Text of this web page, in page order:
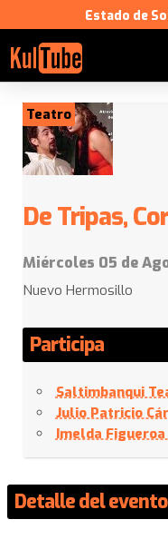
Estado de
Teatro
De Tripas,
Miércoles 05 de
Nuevo Hermosillo
Participa
Saltimbanqui
Julio Patricio
Imelda Figueroa
Detalle del evento